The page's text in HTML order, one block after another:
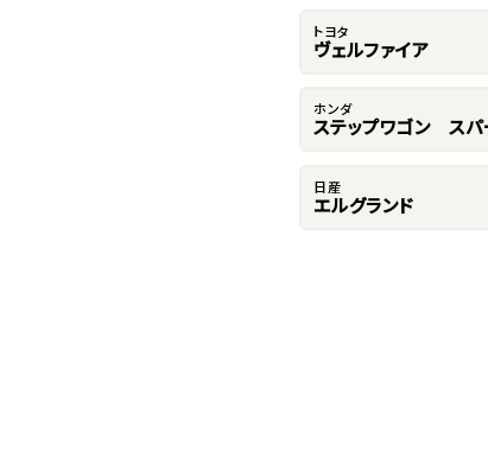
トヨタ
ヴェルファイア
ホンダ
ステップワゴン スパ
日産
エルグランド